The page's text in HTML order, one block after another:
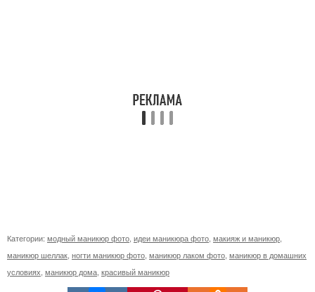
Категории: модный маникюр фото идеи маникюра фото макияж и маникюр
маникюр шеллак ногти маникюр фото маникюр лаком фото маникюр в домашних
условиях маникюр дома красивый маникюр